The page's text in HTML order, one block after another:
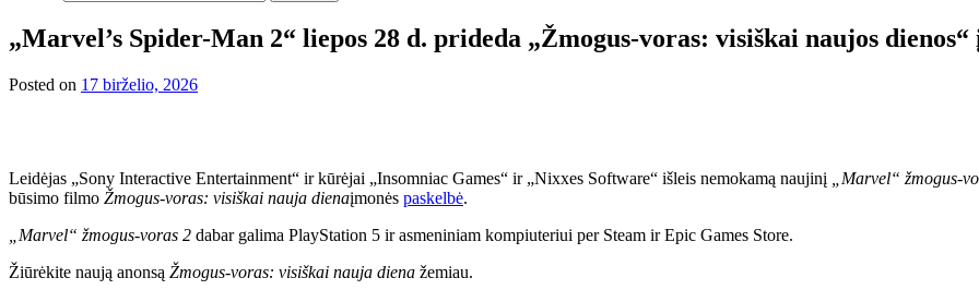
„Marvel’s Spider-Man 2“ liepos 28 d. prideda „Žmogus-voras: visiškai naujos
Posted on 17 birželio, 2026
Leidėjas „Sony Interactive Entertainment“ ir kūrėjai „Insomniac Games“ ir „Nixxes Software“ išleis nemokamą naujinį „Marvel“ žmogus-
būsimo filmo Žmogus-voras: visiškai nauja dienaįmonės paskelbė.
„Marvel“ žmogus-voras 2 dabar galima PlayStation 5 ir asmeniniam kompiuteriui per Steam ir Epic Games Store.
Žiūrėkite naują anonsą Žmogus-voras: visiškai nauja diena žemiau.